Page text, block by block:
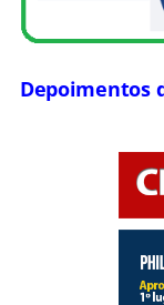
Depoimentos